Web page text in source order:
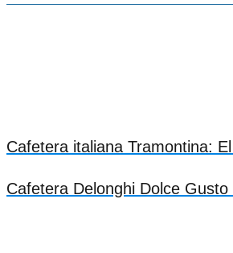
Cafetera italiana Tramontina:
Cafetera Delonghi Dolce